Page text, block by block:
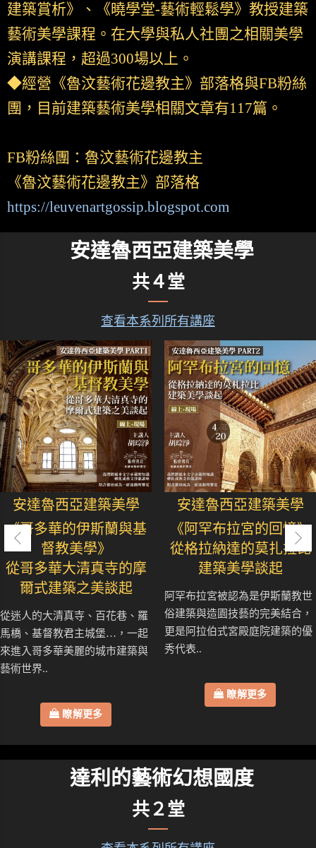
建築賞析》、《曉學堂-藝術輕鬆學》教授建築
藝術美學課程。在大學與私人社團之相關美學
演講課程，超過300場以上。
◆經營《魯汶藝術花邊教主》部落格與FB粉絲
團，目前建築藝術美學相關文章有117篇。
FB粉絲團：魯汶藝術花邊教主
《魯汶藝術花邊教主》部落格
https://leuvenartgossip.blogspot.com
安達魯西亞建築美學
共４堂
查看本系列所有講座
安達魯西亞建築美學
《哥多華的伊斯蘭與基
督教美學》
從哥多華大清真寺的摩
爾式建築之美談起
從迷人的大清真寺、百花巷、羅
馬橋、基督教君主城堡…，一起
來進入哥多華美麗的城市建築與
藝術世界..
瞭解更多
安達魯西亞建築美學
《阿罕布拉宮的回憶》
從格拉納達的莫扎拉比
建築美學談起
阿罕布拉宮被認為是伊斯蘭教世
俗建築與造園技藝的完美結合，
更是阿拉伯式宮殿庭院建築的優
秀代表..
瞭解更多
達利的藝術幻想國度
共２堂